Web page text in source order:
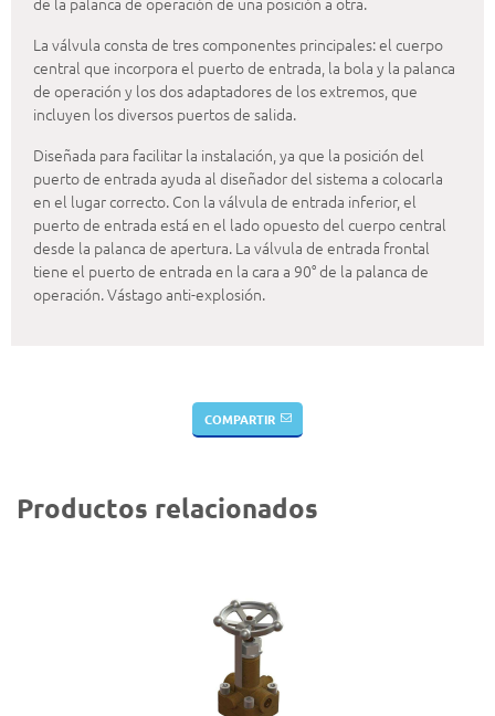
La válvula consta de tres componentes principales: el cuerpo
central que incorpora el puerto de entrada, la bola y la palanca
de operación y los dos adaptadores de los extremos, que
incluyen los diversos puertos de salida.
Diseñada para facilitar la instalación, ya que la posición del
puerto de entrada ayuda al diseñador del sistema a colocarla
en el lugar correcto. Con la válvula de entrada inferior, el
puerto de entrada está en el lado opuesto del cuerpo central
desde la palanca de apertura. La válvula de entrada frontal
tiene el puerto de entrada en la cara a 90° de la palanca de
operación. Vástago anti-explosión.
COMPARTIR
Productos relacionados